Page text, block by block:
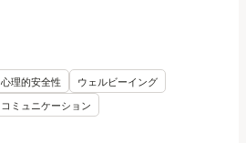
心理的安全性
ウェルビーイング
コミュニケーション